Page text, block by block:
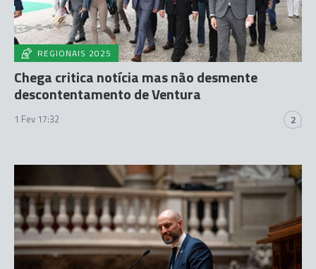
REGIONAIS 2025
Chega critica notícia mas não desmente
descontentamento de Ventura
1 Fev 17:32 2